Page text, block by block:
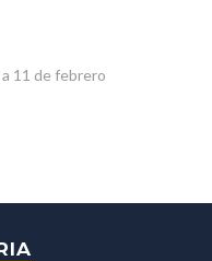
a 11 de febrero